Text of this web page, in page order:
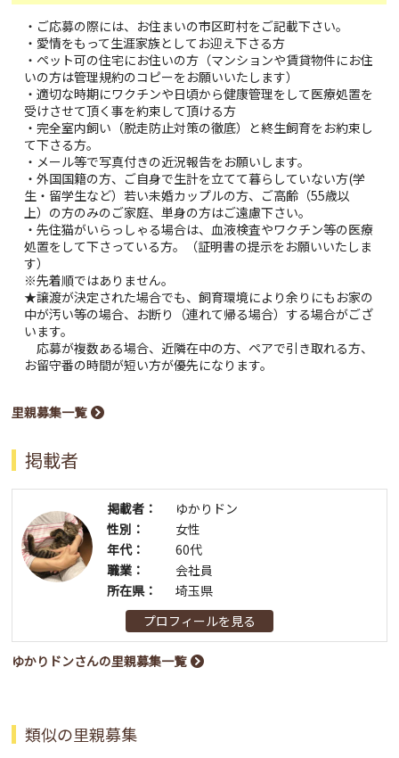
・ご応募の際には、お住まいの市区町村をご記載下さい。
・愛情をもって生涯家族としてお迎え下さる方
・ペット可の住宅にお住いの方（マンションや賃貸物件にお住
いの方は管理規約のコピーをお願いいたします）
・適切な時期にワクチンや日頃から健康管理をして医療処置を
受けさせて頂く事を約束して頂ける方
・完全室内飼い（脱走防止対策の徹底）と終生飼育をお約束し
て下さる方。
・メール等で写真付きの近況報告をお願いします。
・外国国籍の方、ご自身で生計を立てて暮らしていない方(学
生・留学生など）若い未婚カップルの方、ご高齢（55歳以
上）の方のみのご家庭、単身の方はご遠慮下さい。
・先住猫がいらっしゃる場合は、血液検査やワクチン等の医療
処置をして下さっている方。（証明書の提示をお願いいたしま
す）
※先着順ではありません。
★譲渡が決定された場合でも、飼育環境により余りにもお家の
中が汚い等の場合、お断り（連れて帰る場合）する場合がござ
います。
応募が複数ある場合、近隣在中の方、ペアで引き取れる方、
お留守番の時間が短い方が優先になります。
里親募集一覧
掲載者
掲載者：
ゆかりドン
性別：
女性
年代：
60代
職業：
会社員
所在県：
埼玉県
プロフィールを見る
ゆかりドンさんの里親募集一覧
類似の里親募集